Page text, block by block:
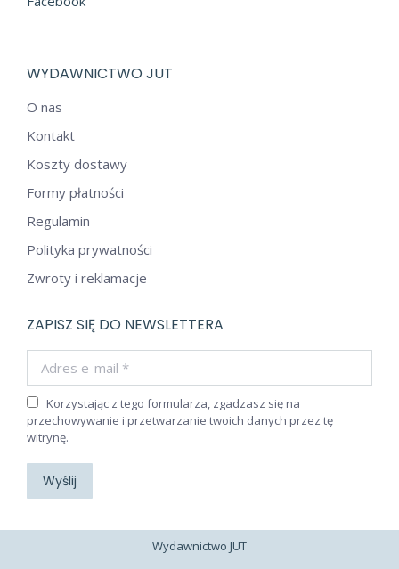
WYDAWNICTWO JUT
O nas
Kontakt
Koszty dostawy
Formy płatności
Regulamin
Polityka prywatności
Zwroty i reklamacje
ZAPISZ SIĘ DO NEWSLETTERA
Korzystając z tego formularza, zgadzasz się na
przechowywanie i przetwarzanie twoich danych przez tę
witrynę.
Wyślij
Wydawnictwo JUT